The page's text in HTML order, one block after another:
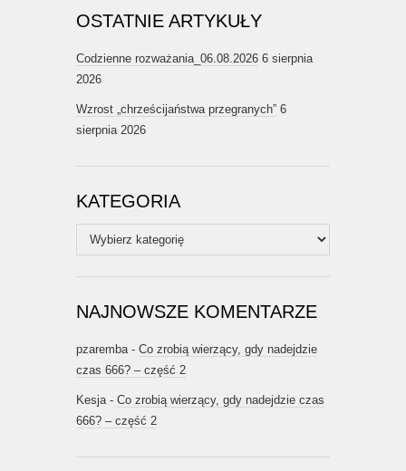
OSTATNIE ARTYKUŁY
Codzienne rozważania_06.08.2026 6 sierpnia
2026
Wzrost „chrześcijaństwa przegranych” 6
sierpnia 2026
KATEGORIA
Kategoria
NAJNOWSZE KOMENTARZE
pzaremba- Co zrobią wierzący, gdy nadejdzie
czas 666? – część 2
Kesja- Co zrobią wierzący, gdy nadejdzie czas
666? – część 2